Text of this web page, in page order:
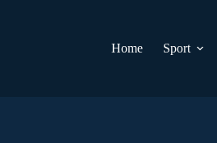
Home
Sport